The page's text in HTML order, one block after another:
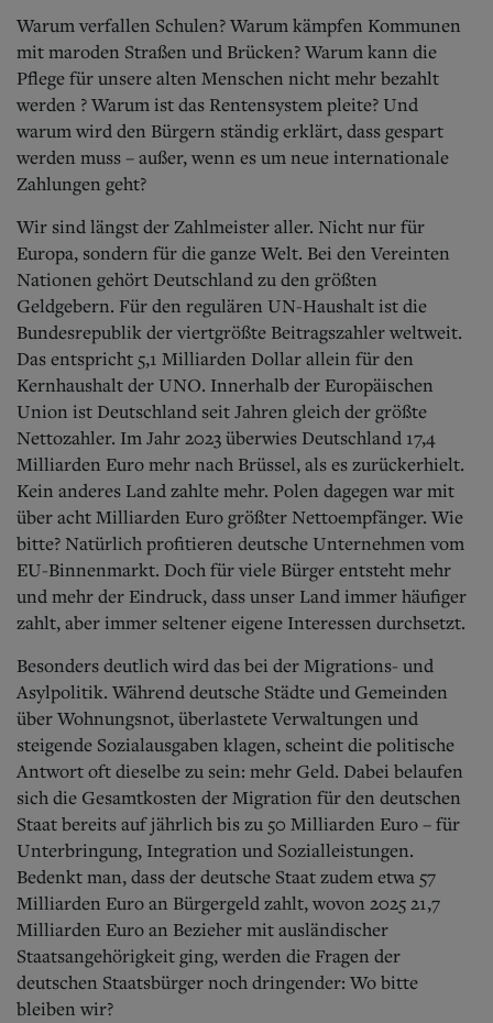
Mediadaten
Kontakt
Impressum
Datenschutz
Warum verfallen Schulen? Warum kämpfen Kommunen
mit maroden Straßen und Brücken? Warum kann die
Pflege für unsere alten Menschen nicht mehr bezahlt
werden ? Warum ist das Rentensystem pleite? Und
warum wird den Bürgern ständig erklärt, dass gespart
werden muss – außer, wenn es um neue internationale
Zahlungen geht?
Wir sind längst der Zahlmeister aller. Nicht nur für
Europa, sondern für die ganze Welt. Bei den Vereinten
Nationen gehört Deutschland zu den größten
Geldgebern. Für den regulären UN-Haushalt ist die
Bundesrepublik der viertgrößte Beitragszahler weltweit.
Das entspricht 5,1 Milliarden Dollar allein für den
Kernhaushalt der UNO. Innerhalb der Europäischen
Union ist Deutschland seit Jahren gleich der größte
Nettozahler. Im Jahr 2023 überwies Deutschland 17,4
Milliarden Euro mehr nach Brüssel, als es zurückerhielt.
Kein anderes Land zahlte mehr. Polen dagegen war mit
über acht Milliarden Euro größter Nettoempfänger. Wie
bitte? Natürlich profitieren deutsche Unternehmen vom
EU-Binnenmarkt. Doch für viele Bürger entsteht mehr
und mehr der Eindruck, dass unser Land immer häufiger
zahlt, aber immer seltener eigene Interessen durchsetzt.
Besonders deutlich wird das bei der Migrations- und
Asylpolitik. Während deutsche Städte und Gemeinden
über Wohnungsnot, überlastete Verwaltungen und
steigende Sozialausgaben klagen, scheint die politische
Antwort oft dieselbe zu sein: mehr Geld. Dabei belaufen
sich die Gesamtkosten der Migration für den deutschen
Staat bereits auf jährlich bis zu 50 Milliarden Euro – für
Unterbringung, Integration und Sozialleistungen.
Bedenkt man, dass der deutsche Staat zudem etwa 57
Milliarden Euro an Bürgergeld zahlt, wovon 2025 21,7
Milliarden Euro an Bezieher mit ausländischer
Staatsangehörigkeit ging, werden die Fragen der
deutschen Staatsbürger noch dringender: Wo bitte
bleiben wir?